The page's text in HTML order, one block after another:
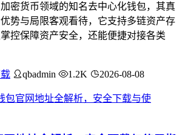
密货币领域的知名去中心化钱包，其真
势与局限客观看待，它支持多链资产存
控保障资产安全，还能便捷对接各类
qbadmin 1.2K 2026-08-08